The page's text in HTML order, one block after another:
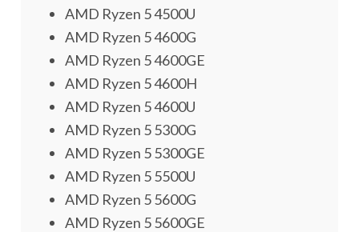
AMD Ryzen 5 4500U
AMD Ryzen 5 4600G
AMD Ryzen 5 4600GE
AMD Ryzen 5 4600H
AMD Ryzen 5 4600U
AMD Ryzen 5 5300G
AMD Ryzen 5 5300GE
AMD Ryzen 5 5500U
AMD Ryzen 5 5600G
AMD Ryzen 5 5600GE